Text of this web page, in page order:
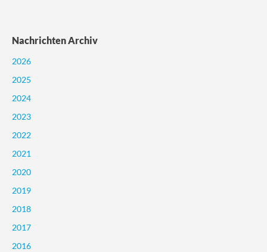
Nachrichten Archiv
2026
2025
2024
2023
2022
2021
2020
2019
2018
2017
2016